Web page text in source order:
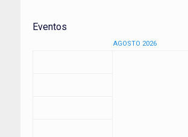
Eventos
AGOSTO 2026